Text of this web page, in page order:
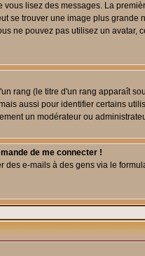
vous lisez des messages. La
se trouver une image plus
ne pouvez pas utilisez un
rang (le titre d'un rang apparaît
aussi pour identifier certains
un modérateur ou
de me connecter !
e-mails à des gens via le